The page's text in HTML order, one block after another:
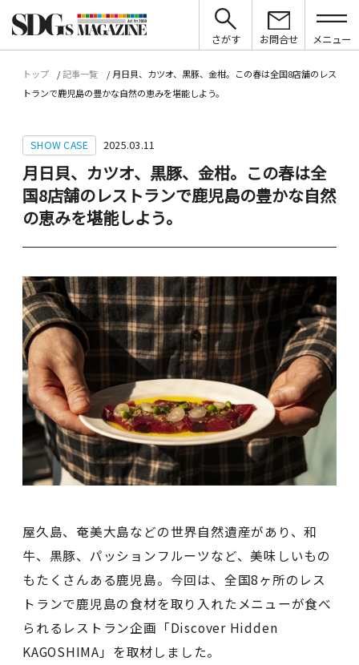
さがす お問合せ メニュー
トップ 記事一覧
月日貝、カツオ、黒豚、金柑。この春は全国8店舗のレス
トランで鹿児島の豊かな自然の恵みを堪能しよう。
SHOW CASE 2025.03.11
月日貝、カツオ、黒豚、金柑。この春は全
国8店舗のレストランで鹿児島の豊かな自然
の恵みを堪能しよう。
屋久島、奄美大島などの世界自然遺産があり、和
牛、黒豚、パッションフルーツなど、美味しいもの
もたくさんある鹿児島。今回は、全国8ヶ所のレス
トランで鹿児島の食材を取り入れたメニューが食べ
られるレストラン企画「Discover Hidden
KAGOSHIMA」を取材しました。